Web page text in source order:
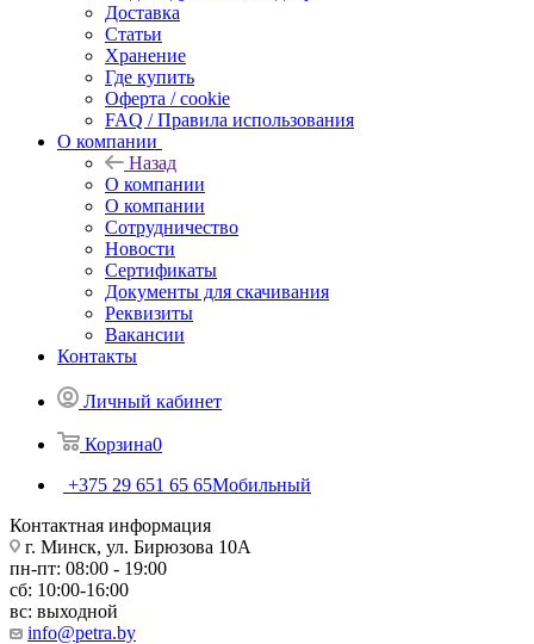
Доставка
Статьи
Хранение
Где купить
Оферта / cookie
FAQ / Правила использования
О компании
Назад
О компании
О компании
Сотрудничество
Новости
Сертификаты
Документы для скачивания
Реквизиты
Вакансии
Контакты
Личный кабинет
Корзина0
+375 29 651 65 65Мобильный
Контактная информация
г. Минск, ул. Бирюзова 10А
пн-пт: 08:00 - 19:00
сб: 10:00-16:00
вс: выходной
info@petra.by